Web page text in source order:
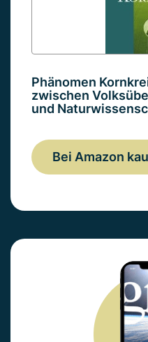
Phänomen
zwischen
und
Bei Amazon